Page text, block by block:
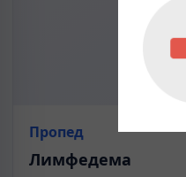
Пропед
Лимфедема